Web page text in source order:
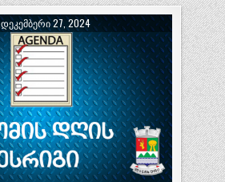
ᲓᲔᲙᲔᲛᲑᲔᲠᲘ 27, 2024